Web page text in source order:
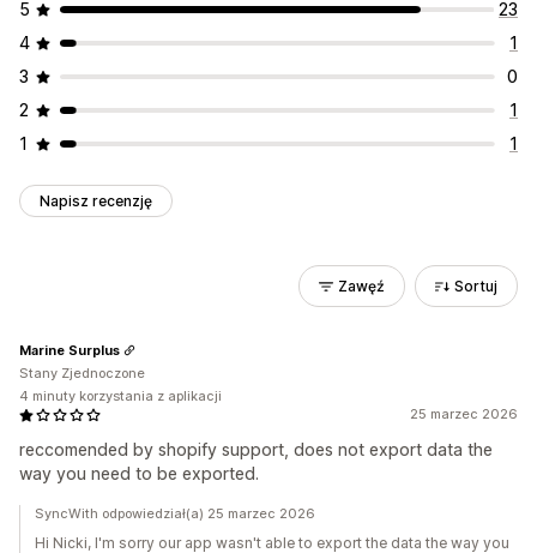
5
23
4
1
3
0
2
1
1
1
Napisz recenzję
Zawęź Sortuj
25 marzec 2026
reccomended by shopify support, does not export data the
way you need to be exported.
Marine Surplus
Stany Zjednoczone
4 minuty korzystania z aplikacji
SyncWith odpowiedział(a) 25 marzec 2026
Hi Nicki, I'm sorry our app wasn't able to export the data the way you